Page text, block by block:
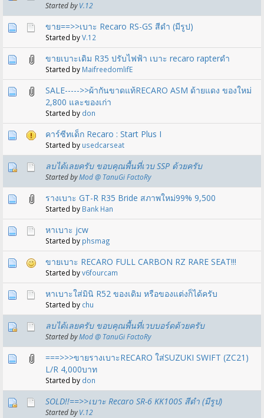
Started byV.12
ขาย==>>เบาะ Recaro RS-GS สีดำ (มีรูป)
Started byV.12
ขายเบาะเดิม R35 ปรับไฟฟ้า เบาะ recaro rapterดำ
Started by MaifreedomlifE
SALE----->>ผ้ากันขาดแท้RECARO ASM ด้ายแดง ของใหม่
2,800 และของเก่า
Started by don
คาร์ซีทเด็ก Recaro : Start Plus I
Started by usedcarseat
ลบได้เลยครับ ขอบคุณพื้นที่เวบ SSP ด้วยครับ
Started byMod @ TanuGi FactoRy
รางเบาะ GT-R R35 Bride สภาพใหม่99% 9,500
Started by Bank Han
หาเบาะ jcw
Started by phsmag
ขายเบาะ RECARO FULL CARBON RZ RARE SEAT!!!
Started byv6fourcam
หาเบาะใส่มินิ R52 ของเดิม หรือของแต่งก็ได้ครับ
Started by chu
ลบได้เลยครับ ขอบคุณพื้นที่เวบบอร์ดด้วยครับ
Started byMod @ TanuGi FactoRy
===>>>ขายรางเบาะRECARO ใส่SUZUKI SWIFT (ZC21)
L/R 4,000บาท
Started by don
SOLD!!==>>เบาะ Recaro SR-6 KK100S สีดำ (มีรูป)
Started byV.12